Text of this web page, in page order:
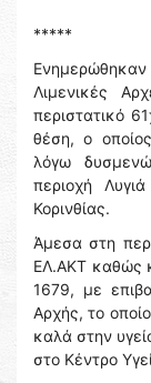
*****
Λιμενικές
περιστατικό
θέση, ο
λόγω
περιοχή
Κορινθίας.
Άμεσα στη
ΕΛ.ΑΚΤ καθώς
1679, με
Αρχής, το
καλά στην
στο Κέντρο